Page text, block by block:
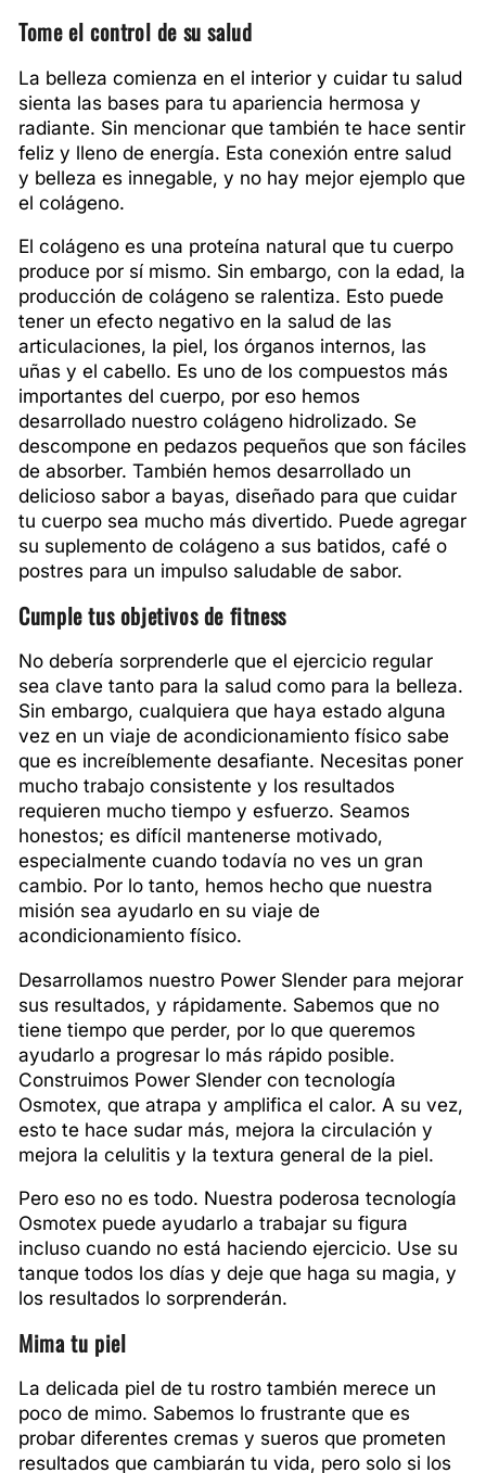
Tome el control de su salud
La belleza comienza en el interior y cuidar tu salud
sienta las bases para tu apariencia hermosa y
radiante. Sin mencionar que también te hace sentir
feliz y lleno de energía. Esta conexión entre salud
y belleza es innegable, y no hay mejor ejemplo que
el colágeno.
El colágeno es una proteína natural que tu cuerpo
produce por sí mismo. Sin embargo, con la edad, la
producción de colágeno se ralentiza. Esto puede
tener un efecto negativo en la salud de las
articulaciones, la piel, los órganos internos, las
uñas y el cabello. Es uno de los compuestos más
importantes del cuerpo, por eso hemos
desarrollado nuestro colágeno hidrolizado. Se
descompone en pedazos pequeños que son fáciles
de absorber. También hemos desarrollado un
delicioso sabor a bayas, diseñado para que cuidar
tu cuerpo sea mucho más divertido. Puede agregar
su suplemento de colágeno a sus batidos, café o
postres para un impulso saludable de sabor.
Cumple tus objetivos de fitness
No debería sorprenderle que el ejercicio regular
sea clave tanto para la salud como para la belleza.
Sin embargo, cualquiera que haya estado alguna
vez en un viaje de acondicionamiento físico sabe
que es increíblemente desafiante. Necesitas poner
mucho trabajo consistente y los resultados
requieren mucho tiempo y esfuerzo. Seamos
honestos; es difícil mantenerse motivado,
especialmente cuando todavía no ves un gran
cambio. Por lo tanto, hemos hecho que nuestra
misión sea ayudarlo en su viaje de
acondicionamiento físico.
Desarrollamos nuestro Power Slender para mejorar
sus resultados, y rápidamente. Sabemos que no
tiene tiempo que perder, por lo que queremos
ayudarlo a progresar lo más rápido posible.
Construimos Power Slender con tecnología
Osmotex, que atrapa y amplifica el calor. A su vez,
esto te hace sudar más, mejora la circulación y
mejora la celulitis y la textura general de la piel.
Pero eso no es todo. Nuestra poderosa tecnología
Osmotex puede ayudarlo a trabajar su figura
incluso cuando no está haciendo ejercicio. Use su
tanque todos los días y deje que haga su magia, y
los resultados lo sorprenderán.
Mima tu piel
La delicada piel de tu rostro también merece un
poco de mimo. Sabemos lo frustrante que es
probar diferentes cremas y sueros que prometen
resultados que cambiarán tu vida, pero solo si los